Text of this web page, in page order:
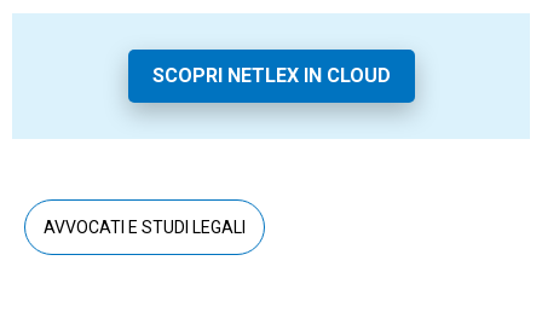
SCOPRI NETLEX IN CLOUD
AVVOCATI E STUDI LEGALI